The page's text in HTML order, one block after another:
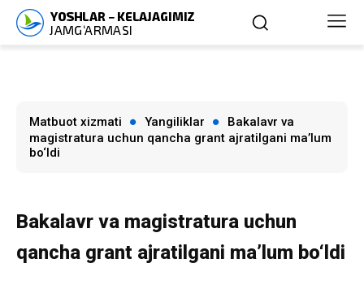
Matbuot xizmati Yangiliklar
Bakalavr va
magistratura uchun qancha grant ajratilgani ma’lum
bo‘ldi
Bakalavr va magistratura uchun
qancha grant ajratilgani ma’lum bo‘ldi